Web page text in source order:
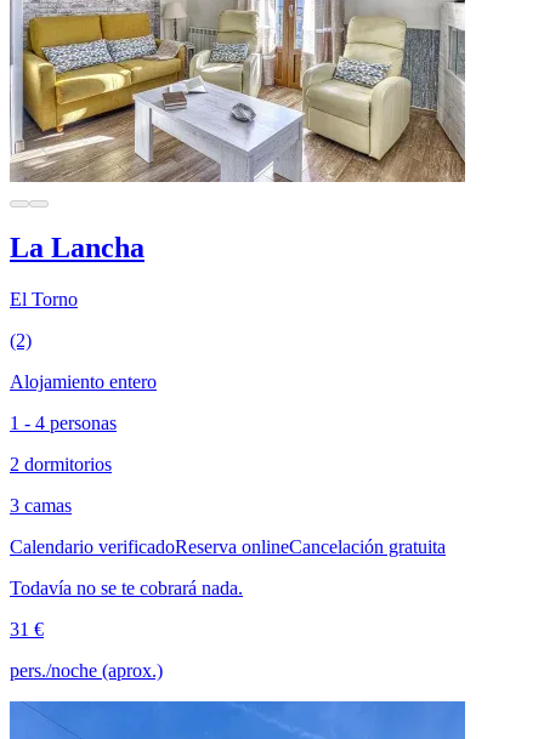
La Lancha
El Torno
(2)
Alojamiento entero
1 - 4 personas
2 dormitorios
3 camas
Calendario verificadoReserva onlineCancelación gratuita
Todavía no se te cobrará nada.
31 €
pers./noche (aprox.)